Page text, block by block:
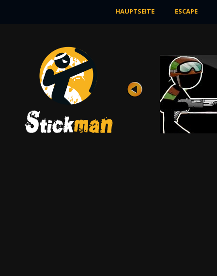
HAUPTSEITE ESCAPE
BLUT
Bewertung
Stickman wurde zur speziellen
Trainingsbasis geschickt, wo er seine
Kampfkünste ...
JETZT SPIELEN